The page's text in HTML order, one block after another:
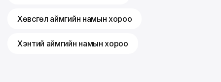
Хөвсгөл аймгийн намын хороо
Хэнтий аймгийн намын хороо